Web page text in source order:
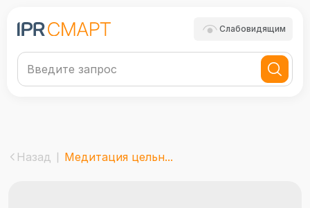
Слабовидящим
Назад Медитация цельн...